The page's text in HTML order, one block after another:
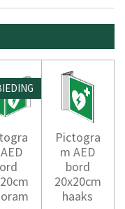
Pictogra
m AED
bord
20x20cm
haaks